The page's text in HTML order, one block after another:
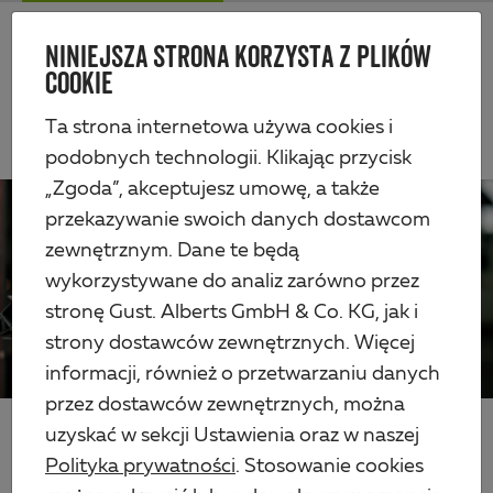
NINIEJSZA STRONA KORZYSTA Z PLIKÓW
COOKIE
Ta strona internetowa używa cookies i
podobnych technologii. Klikając przycisk
„Zgoda”, akceptujesz umowę, a także
przekazywanie swoich danych dostawcom
zewnętrznym. Dane te będą
wykorzystywane do analiz zarówno przez
stronę Gust. Alberts GmbH & Co. KG, jak i
strony dostawców zewnętrznych. Więcej
informacji, również o przetwarzaniu danych
przez dostawców zewnętrznych, można
uzyskać w sekcji Ustawienia oraz w naszej
Polityka prywatności. Stosowanie cookies
Skip
content
Alberts
Page 1 of 2 1 2
AKTUALNOŚCI
ISO 9001, 14001, a teraz także